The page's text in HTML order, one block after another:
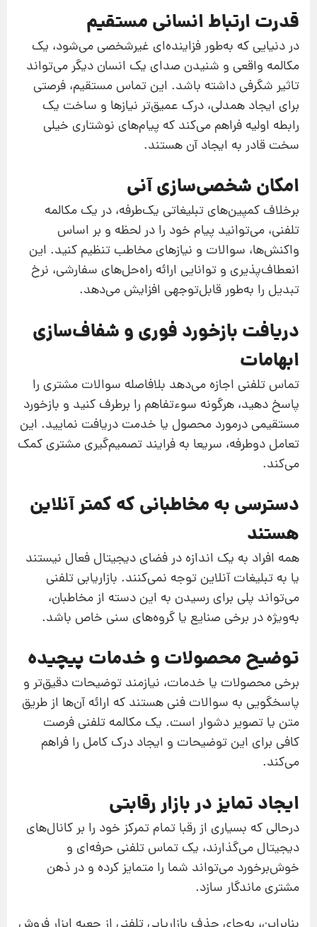
قدرت ارتباط انسانی مستقیم
در دنیایی که به‌طور فزاینده‌ای غیرشخصی می‌شود، یک
مکالمه واقعی و شنیدن صدای یک انسان دیگر می‌تواند
تاثیر شگرفی داشته باشد. این تماس مستقیم، فرصتی
برای ایجاد همدلی، درک عمیق‌تر نیازها و ساخت یک
رابطه اولیه فراهم می‌کند که پیام‌های نوشتاری خیلی
سخت قادر به ایجاد آن هستند.
امکان شخصی‌سازی آنی
برخلاف کمپین‌های تبلیغاتی یک‌طرفه، در یک مکالمه
تلفنی، می‌توانید پیام خود را در لحظه و بر اساس
واکنش‌ها، سوالات و نیازهای مخاطب تنظیم کنید. این
انعطاف‌پذیری و توانایی ارائه راه‌حل‌های سفارشی، نرخ
تبدیل را به‌طور قابل‌توجهی افزایش می‌دهد.
دریافت بازخورد فوری و شفاف‌سازی
ابهامات
تماس تلفنی اجازه می‌دهد بلافاصله سوالات مشتری را
پاسخ دهید، هرگونه سوءتفاهم را برطرف کنید و بازخورد
مستقیمی درمورد محصول یا خدمت دریافت نمایید. این
تعامل دوطرفه، سریعا به فرایند تصمیم‌گیری مشتری کمک
می‌کند.
دسترسی به مخاطبانی که کمتر آنلاین
هستند
همه افراد به یک اندازه در فضای دیجیتال فعال نیستند
یا به تبلیغات آنلاین توجه نمی‌کنند. بازاریابی تلفنی
می‌تواند پلی برای رسیدن به این دسته از مخاطبان،
به‌ویژه در برخی صنایع یا گروه‌های سنی خاص باشد.
توضیح محصولات و خدمات پیچیده
برخی محصولات یا خدمات، نیازمند توضیحات دقیق‌تر و
پاسخگویی به سوالات فنی هستند که ارائه آن‌ها از طریق
متن یا تصویر دشوار است. یک مکالمه تلفنی فرصت
کافی برای این توضیحات و ایجاد درک کامل را فراهم
می‌کند.
ایجاد تمایز در بازار رقابتی
درحالی که بسیاری از رقبا تمام تمرکز خود را بر کانال‌های
دیجیتال می‌گذارند، یک تماس تلفنی حرفه‌ای و
خوش‌برخورد می‌تواند شما را متمایز کرده و در ذهن
مشتری ماندگار سازد.